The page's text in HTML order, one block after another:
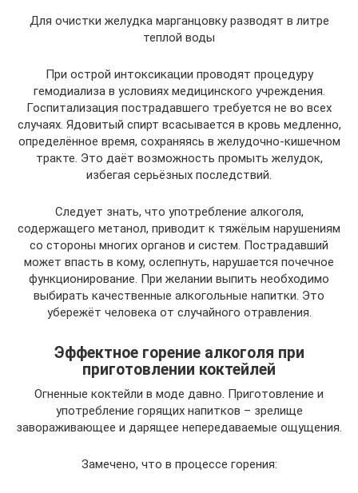
Для очистки желудка марганцовку разводят в литре
теплой воды
При острой интоксикации проводят процедуру
гемодиализа в условиях медицинского учреждения.
Госпитализация пострадавшего требуется не во всех
случаях. Ядовитый спирт всасывается в кровь медленно,
определённое время, сохраняясь в желудочно-кишечном
тракте. Это даёт возможность промыть желудок,
избегая серьёзных последствий.
Следует знать, что употребление алкоголя,
содержащего метанол, приводит к тяжёлым нарушениям
со стороны многих органов и систем. Пострадавший
может впасть в кому, ослепнуть, нарушается почечное
функционирование. При желании выпить необходимо
выбирать качественные алкогольные напитки. Это
убережёт человека от случайного отравления.
Эффектное горение алкоголя при
приготовлении коктейлей
Огненные коктейли в моде давно. Приготовление и
употребление горящих напитков – зрелище
завораживающее и дарящее непередаваемые ощущения.
Замечено, что в процессе горения: